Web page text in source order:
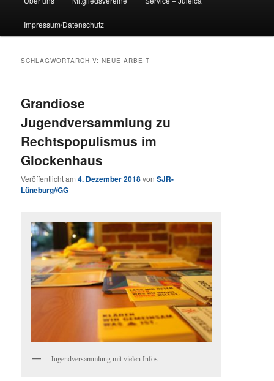
Impressum/Datenschutz
SCHLAGWORTARCHIV:NEUE ARBEIT
Grandiose
Jugendversammlung zu
Rechtspopulismus im
Glockenhaus
Veröffentlicht am4. Dezember 2018vonSJR-
Lüneburg//GG
Jugendversammlung mit vielen Infos